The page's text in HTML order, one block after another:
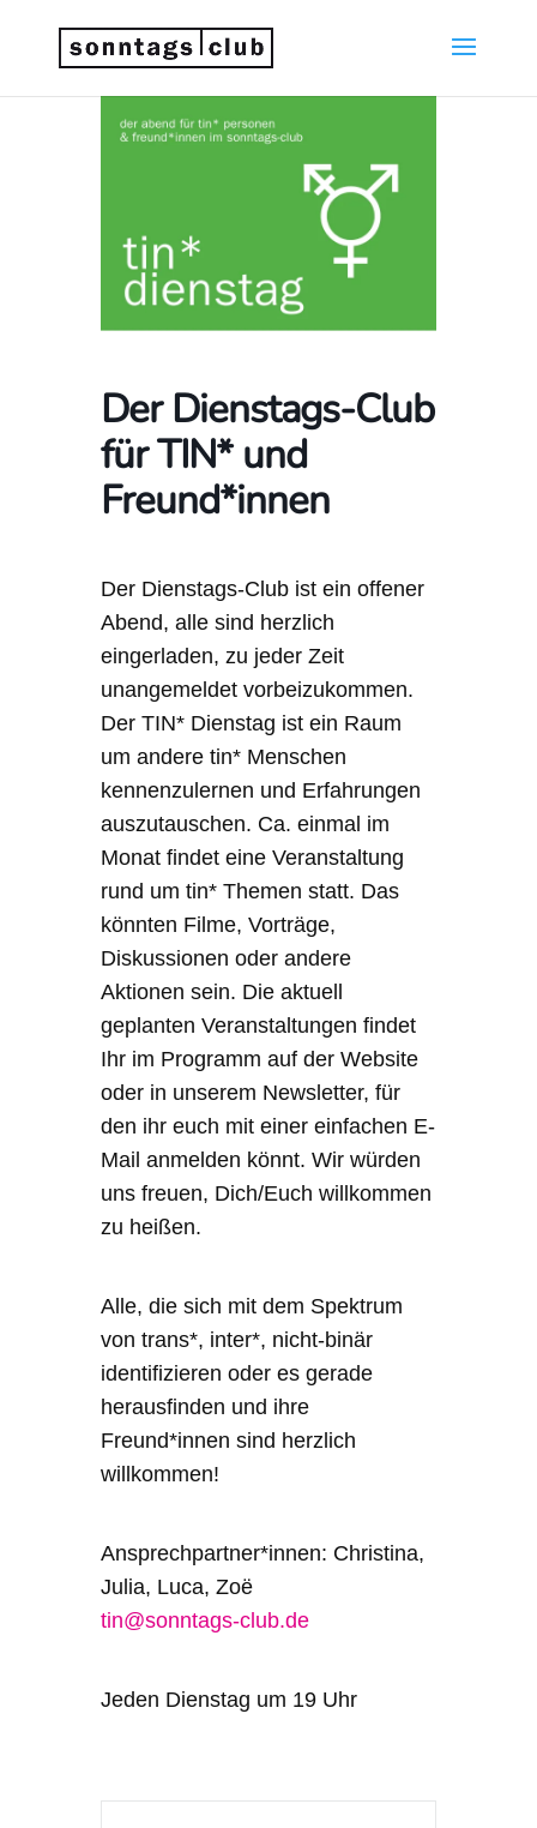
Der Dienstags-Club
für TIN* und
Freund*innen
Der Dienstags-Club ist ein offener
Abend, alle sind herzlich
eingerladen, zu jeder Zeit
unangemeldet vorbeizukommen.
Der TIN* Dienstag ist ein Raum
um andere tin* Menschen
kennenzulernen und Erfahrungen
auszutauschen. Ca. einmal im
Monat findet eine Veranstaltung
rund um tin* Themen statt. Das
könnten Filme, Vorträge,
Diskussionen oder andere
Aktionen sein. Die aktuell
geplanten Veranstaltungen findet
Ihr im Programm auf der Website
oder in unserem Newsletter, für
den ihr euch mit einer einfachen E-
Mail anmelden könnt. Wir würden
uns freuen, Dich/Euch willkommen
zu heißen.
Alle, die sich mit dem Spektrum
von trans*, inter*, nicht-binär
identifizieren oder es gerade
herausfinden und ihre
Freund*innen sind herzlich
willkommen!
Ansprechpartner*innen: Christina,
Julia, Luca, Zoë
tin@sonntags-club.de
Jeden Dienstag um 19 Uhr